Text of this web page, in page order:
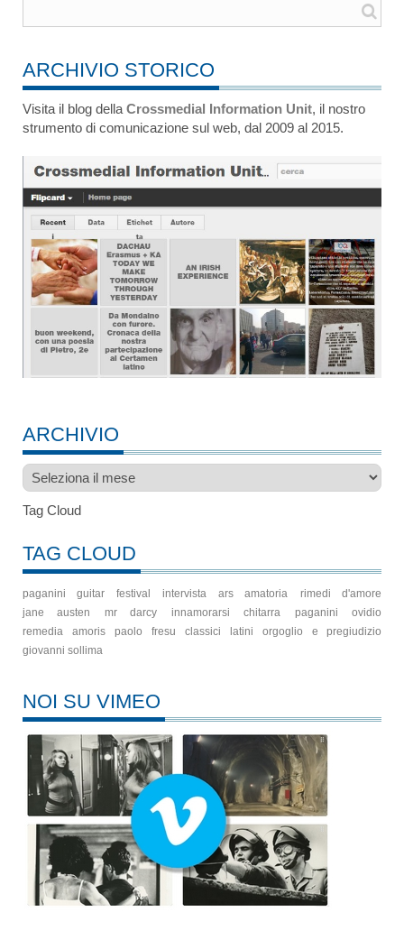
ARCHIVIO STORICO
Visita il blog della Crossmedial Information Unit, il nostro
strumento di comunicazione sul web, dal 2009 al 2015.
ARCHIVIO
Archivio
Tag Cloud
TAG CLOUD
paganini guitar festival intervista ars amatoria
rimedi d'amore
jane austen
mr darcy innamorarsi chitarra paganini
ovidio
remedia amoris
paolo fresu classici latini
orgoglio e pregiudizio
giovanni sollima
NOI SU VIMEO